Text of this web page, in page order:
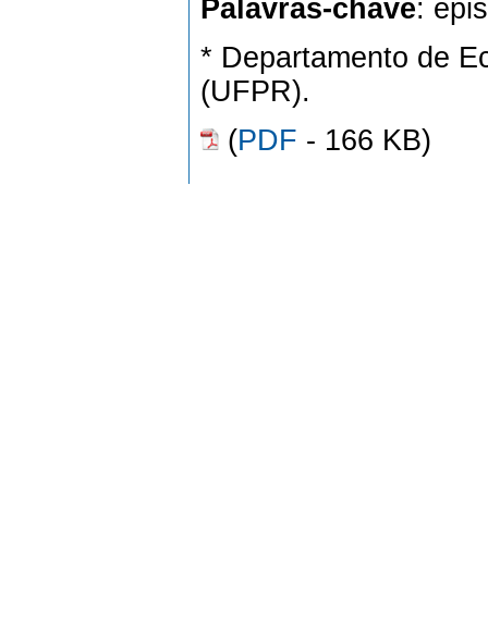
Palavras-chave:
* Departamento de
(UFPR).
(PDF - 166 KB)